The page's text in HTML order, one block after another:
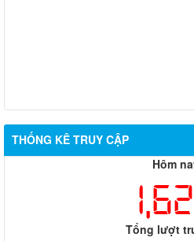
THỐNG KÊ TRUY CẬP
Hôm
Tổng lượt